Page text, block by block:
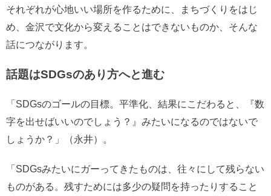
それぞれが心地いい場所を作るために、まちづくりをはじ
め、金沢で文化から変えることはできないものか、そんな
話につながります。
話題はSDGsのあり方へと進む
「SDGsのゴールの目標。平準化、結果にこだわると、『数
字を出せばいいのでしょう？』みたいになるのではないで
しょうか？」（永井）。
「 SDGsみたいにガーってきたものは、往々にして残らない
ものがある。残すためには多少の疑問を持ったりすること